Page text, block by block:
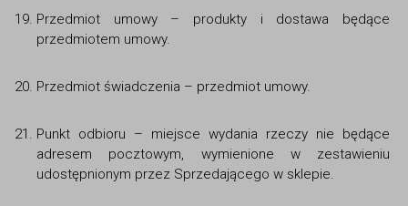
Przedmiot umowy – produkty i dostawa będące
przedmiotem umowy.
Przedmiot świadczenia – przedmiot umowy.
Punkt odbioru – miejsce wydania rzeczy nie będące
adresem pocztowym, wymienione w zestawieniu
udostępnionym przez Sprzedającego w sklepie.